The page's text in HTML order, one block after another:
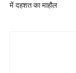
में दहशत का माहौल